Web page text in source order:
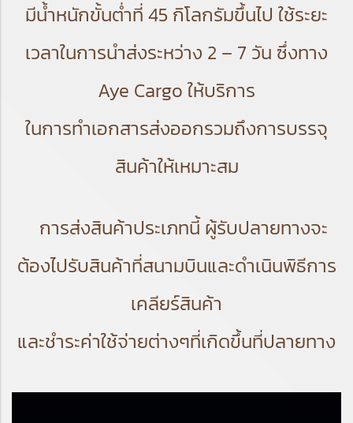
มีน้ำหนักขั้นต่ำที่ 45 กิโลกรัมขึ้นไป ใช้ระยะ
เวลาในการนำส่งระหว่าง 2 – 7 วัน ซึ่งทาง
Aye Cargo ให้บริการ
ในการทำเอกสารส่งออกรวมถึงการบรรจุ
สินค้าให้เหมาะสม
การส่งสินค้าประเภทนี้ ผู้รับปลายทางจะ
ต้องไปรับสินค้าที่สนามบินและดำเนินพิธีการ
เคลียร์สินค้า
และชำระค่าใช้จ่ายต่างๆที่เกิดขึ้นที่ปลายทาง